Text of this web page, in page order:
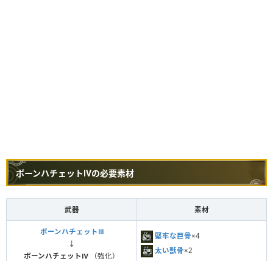
ボーンハチェットⅣの必要素材
武器 素材
ボーンハチェットⅢ
↓
ボーンハチェットⅣ （強化）
堅牢な巨骨×4
太い獣骨×2